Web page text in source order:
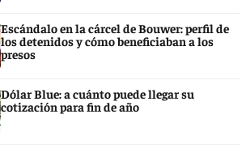
Escándalo en la cárcel de Bouwer: perfil de
los detenidos y cómo beneficiaban a los
presos
Dólar Blue: a cuánto puede llegar su
cotización para fin de año